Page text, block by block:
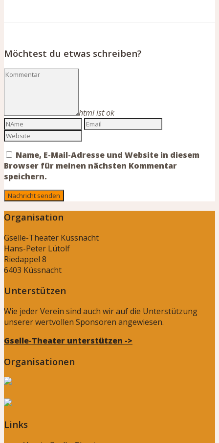
Möchtest du etwas schreiben?
html ist ok
Name, E-Mail-Adresse und Website in diesem
Browser für meinen nächsten Kommentar
speichern.
Organisation
Gselle-Theater Küssnacht
Hans-Peter Lütolf
Riedappel 8
6403 Küssnacht
Unterstützen
Wie jeder Verein sind auch wir auf die Unterstützung
unserer wertvollen Sponsoren angewiesen.
Gselle-Theater unterstützen ->
Organisationen
Links